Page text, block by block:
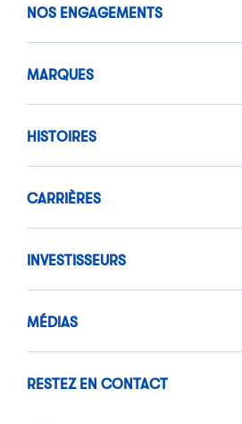
NOS ENGAGEMENTS
MARQUES
HISTOIRES
CARRIÈRES
INVESTISSEURS
MÉDIAS
RESTEZ EN CONTACT